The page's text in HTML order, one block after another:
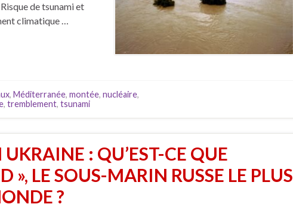
de tsunami et
climatique …
, Méditerranée, montée, nucléaire,
, tremblement, tsunami
UKRAINE : QU’EST-CE QUE
», LE SOUS-MARIN RUSSE LE PLUS
?